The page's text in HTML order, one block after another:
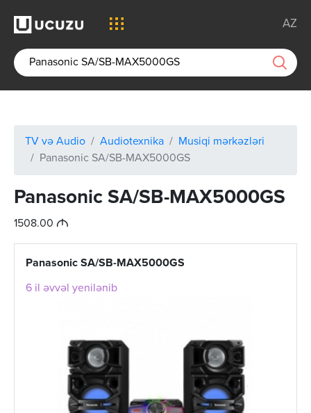
AZ
TV və Audio Audiotexnika
Musiqi mərkəzləri
Panasonic SA/SB-MAX5000GS
Panasonic SA/SB-MAX5000GS
1508.00 M
Panasonic SA/SB-MAX5000GS
6 il əvvəl yenilənib